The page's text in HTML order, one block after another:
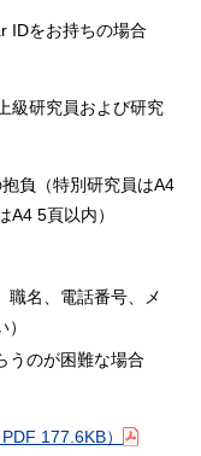
IDをお持ちの場合
級研究員および研究
負（特別研究員はA4
A4 5頁以内）
職名、電話番号、メ
うのが困難な場合
PDF 177.6KB）